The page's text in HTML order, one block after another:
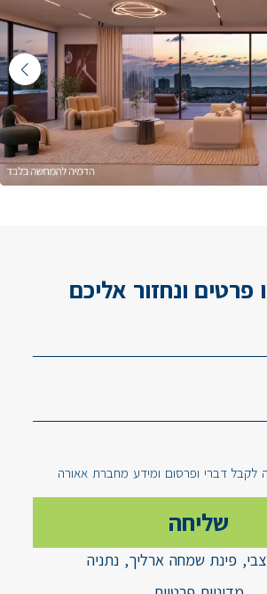
פרטים ונחזור אליכם
לקבל דברי ופרסום ומידע מחברת אאורה
פינת שמחה ארליך, נתניה